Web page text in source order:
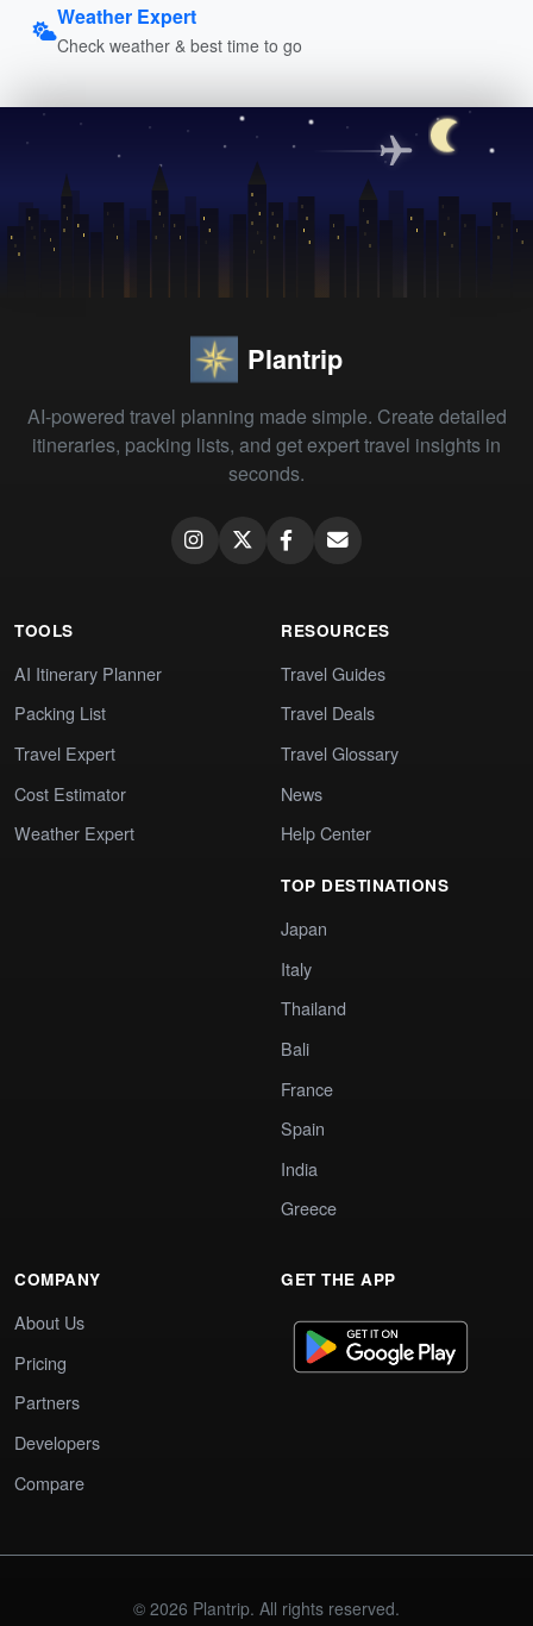
Weather Expert
Check weather & best time to go
Plantrip
AI-powered travel planning made simple. Create detailed
itineraries, packing lists, and get expert travel insights in
seconds.
TOOLS
AI Itinerary Planner
Packing List
Travel Expert
Cost Estimator
Weather Expert
RESOURCES
Travel Guides
Travel Deals
Travel Glossary
News
Help Center
TOP DESTINATIONS
Japan
Italy
Thailand
Bali
France
Spain
India
Greece
COMPANY
About Us
Pricing
Partners
Developers
Compare
GET THE APP
© 2026 Plantrip. All rights reserved.